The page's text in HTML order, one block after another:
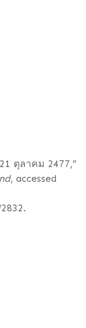
ตุลาคม 2477,”
, accessed
.